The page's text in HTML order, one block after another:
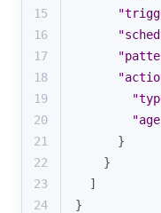
15
16
17
18
19
20
21
      }
22
    }
23
  ]
24
}